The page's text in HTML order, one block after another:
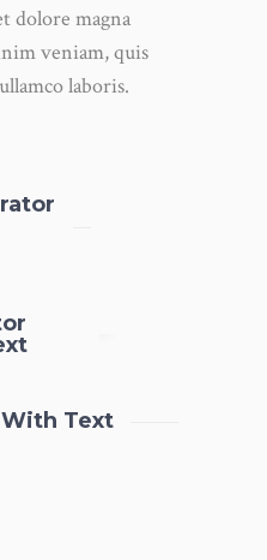
dolore magna
veniam, quis
laboris.
Text